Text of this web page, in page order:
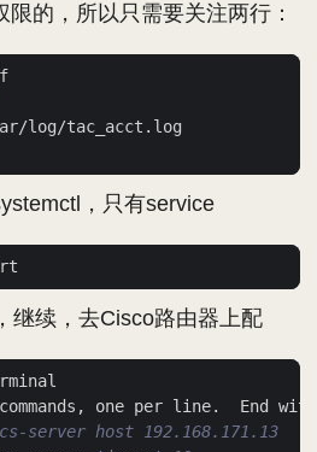
的，所以只需要关注两行：
，只有service
继续，去Cisco路由器上配
server host 192.168.171.13